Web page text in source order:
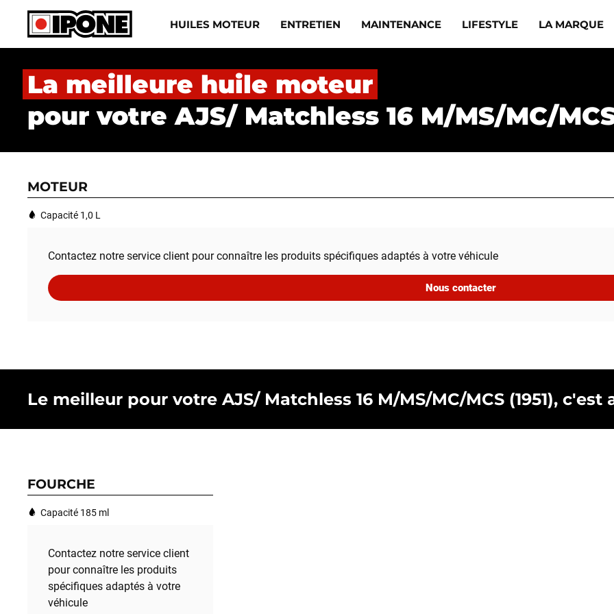
Ipone
HUILES MOTEUR
ENTRETIEN MAINTENANCE LIFESTYLE LA MARQUE
HUILES MOTEUR
LA MARQUE
EN ES IT DE BE
La meilleure huile moteur
pour votre AJS/ Matchless 16 M/MS/MC/MCS
MOTEUR
Capacité 1,0 L
Contactez notre service client pour connaître les produits spécifiques adaptés à votre véhicule
Nous contacter
Le meilleur pour votre AJS/ Matchless 16 M/MS/MC/MCS (1951), c'est
FOURCHE
Capacité 185 ml
Contactez notre service client
pour connaître les produits
spécifiques adaptés à votre
véhicule